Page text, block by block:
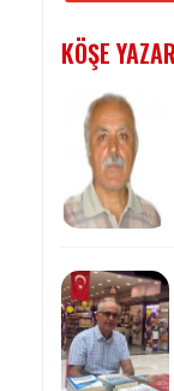
KÖŞE